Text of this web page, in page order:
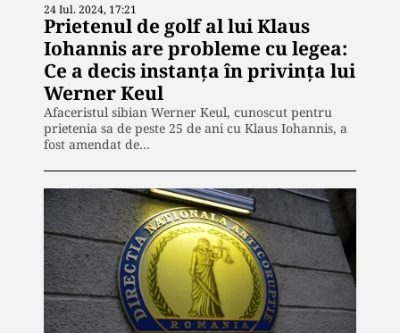
24 Iul. 2024, 17:21
Prietenul de golf al lui Klaus
Iohannis are probleme cu legea:
Ce a decis instanța în privința lui
Werner Keul
Afaceristul sibian Werner Keul, cunoscut pentru
prietenia sa de peste 25 de ani cu Klaus Iohannis, a
fost amendat de…